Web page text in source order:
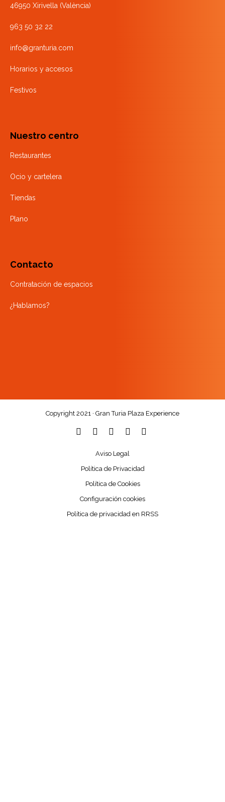
46950 Xirivella (València)
963 50 32 22
info@granturia.com
Horarios y accesos
Festivos
Nuestro centro
Restaurantes
Ocio y cartelera
Tiendas
Plano
Contacto
Contratación de espacios
¿Hablamos?
Copyright 2021 · Gran Turia Plaza Experience
Aviso Legal
Política de Privacidad
Política de Cookies
Configuración cookies
Política de privacidad en RRSS